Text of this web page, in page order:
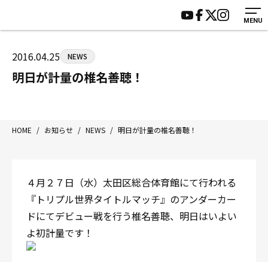
MENU
八王子中屋ボクシングジム
〒192-0072 東京都八王子市南町3-8 第2原嶋ビル1F
Tel/Fax：042-622-7222
営業時間：月〜土 14:00〜22:00 / 日・祝 14:00〜19:00
HOME
ジムについて
トレーニング
入会案内
施設紹介
サポーター募集
2016.04.25 NEWS
明日が計量の椎名善聴！
HOME / お知らせ / NEWS / 明日が計量の椎名善聴！
４月２７日（水）太田区総合体育館にて行われる
『トリプル世界タイトルマッチ』のアンダーカー
ドにてデビュー戦を行う椎名善聴、明日はいよい
よ初計量です！